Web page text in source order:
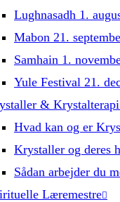
Lughnasadh 1.
Mabon 21.
Samhain 1.
Yule Festival 21.
& Krystalterapi
Hvad kan og er
Krystaller og deres
Sådan arbejder du
Læremestre